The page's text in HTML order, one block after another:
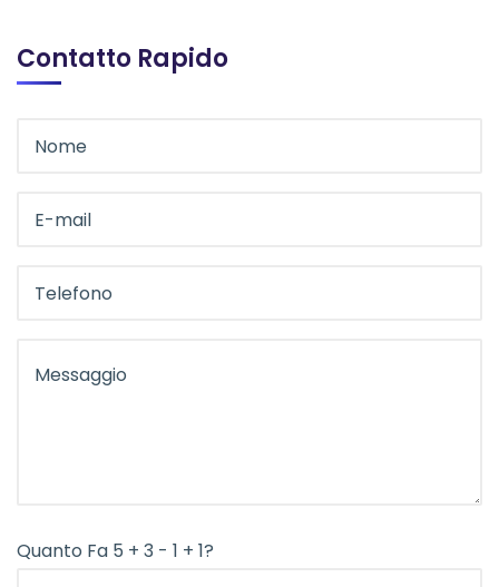
Contatto Rapido
Quanto Fa 5 + 3 - 1 + 1?